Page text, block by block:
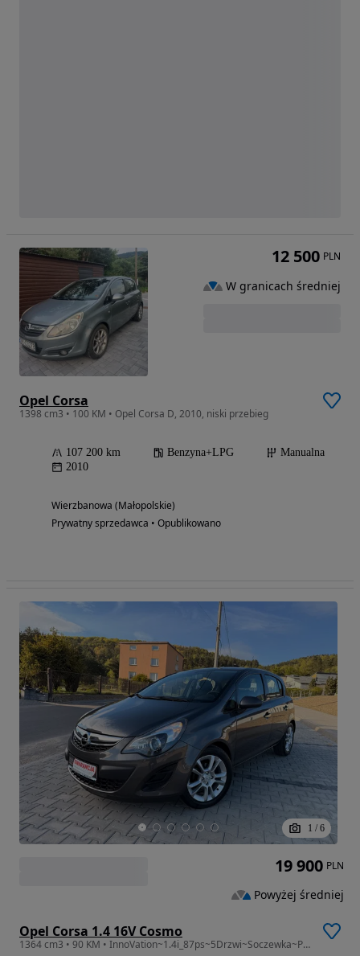
Opel Corsa
1398 cm3 • 100 KM • Opel Corsa D, 2010, niski przebieg
107 200 km Benzyna+LPG
Manualna
2010
Wierzbanowa (Małopolskie)
Prywatny sprzedawca • Opublikowano
12 500 PLN
W granicach średniej
1 / 6
Opel Corsa 1.4 16V Cosmo
1364 cm3 • 90 KM • InnoVation~1.4i_87ps~5Drzwi~Soczewka~PDC~Alufelgi~Bezwypadkowa~TOP
19 900 PLN
Powyżej średniej